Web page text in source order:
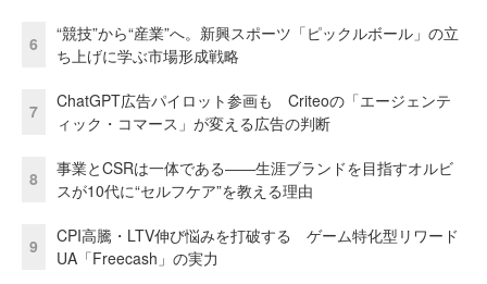
6
“競技”から“産業”へ。新興スポーツ「ピックルボール」の立
ち上げに学ぶ市場形成戦略
7
ChatGPT広告パイロット参画も Criteoの「エージェンテ
ィック・コマース」が変える広告の判断
8
事業とCSRは一体である――生涯ブランドを目指すオルビ
スが10代に“セルフケア”を教える理由
9
CPI高騰・LTV伸び悩みを打破する ゲーム特化型リワード
UA「Freecash」の実力